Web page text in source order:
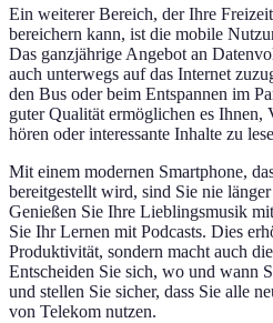
Ein weiterer Bereich, der Ihre
bereichern kann, ist die mobile
Das ganzjährige Angebot an
auch unterwegs auf das Internet
den Bus oder beim Entspannen im
guter Qualität ermöglichen es Ihnen,
hören oder interessante Inhalte zu
Mit einem modernen Smartphone,
bereitgestellt wird, sind Sie nie
Genießen Sie Ihre Lieblingsmusik
Sie Ihr Lernen mit Podcasts. Dies
Produktivität, sondern macht auch
Entscheiden Sie sich, wo und wann
und stellen Sie sicher, dass Sie alle
von Telekom nutzen.